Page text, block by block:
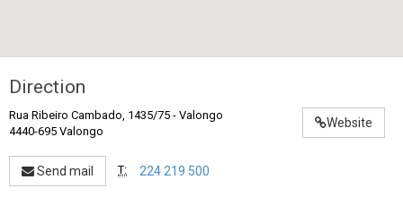
Direction
Website
Rua Ribeiro Cambado, 1435/75 - Valongo
4440-695 Valongo
Send mail T: 224 219 500